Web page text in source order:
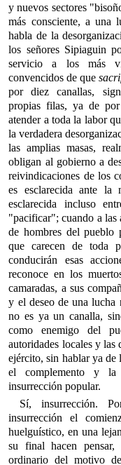
y nuevos sectores
más consciente, a una
habla de la
los señores Sipiaguin
servicio a los más
convencidos de que
por diez canallas,
propias filas, ya de por
atender a toda la labor
la verdadera
las amplias masas,
obligan al gobierno a
reivindicaciones de los
es esclarecida ante
esclarecida incluso
"pacificar"; cuando a las
de hombres del pueblo
que carecen de toda
conducirán esas
reconoce en los
camaradas, a sus
y el deseo de una lucha
no es ya un canalla,
como enemigo del
autoridades locales y las
ejército, sin hablar ya de
el complemento y la
insurrección popular.
Sí, insurrección.
insurrección el
huelguístico, en una
su final hacen
ordinario del motivo